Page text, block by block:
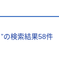
”の検索結果58件